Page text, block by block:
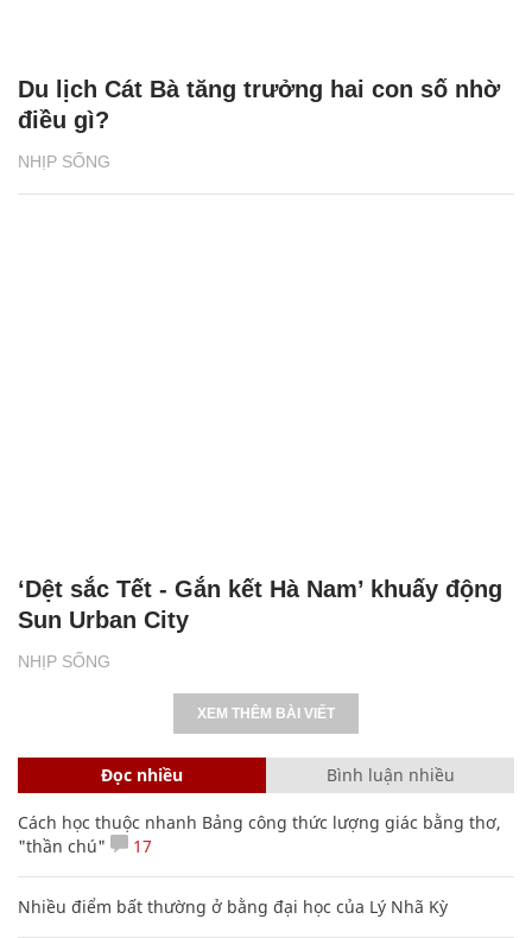
NHỊP SỐNG
Du lịch Cát Bà tăng trưởng hai con số nhờ
điều gì?
NHỊP SỐNG
‘Dệt sắc Tết - Gắn kết Hà Nam’ khuấy động
Sun Urban City
XEM THÊM BÀI VIẾT
Đọc nhiều Bình luận nhiều
Cách học thuộc nhanh Bảng công thức lượng giác bằng thơ,
"thần chú"
17
Nhiều điểm bất thường ở bằng đại học của Lý Nhã Kỳ